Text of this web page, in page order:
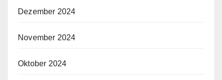
Dezember 2024
November 2024
Oktober 2024